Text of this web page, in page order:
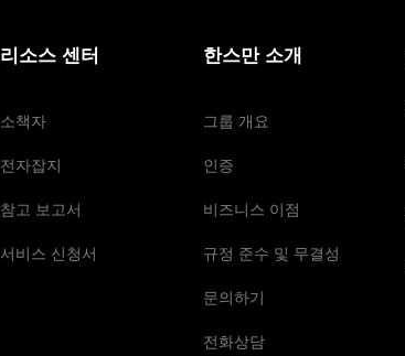
리소스 센터
소책자
전자잡지
참고 보고서
서비스 신청서
한스만 소개
그룹 개요
인증
비즈니스 이점
규정 준수 및 무결성
문의하기
전화상담